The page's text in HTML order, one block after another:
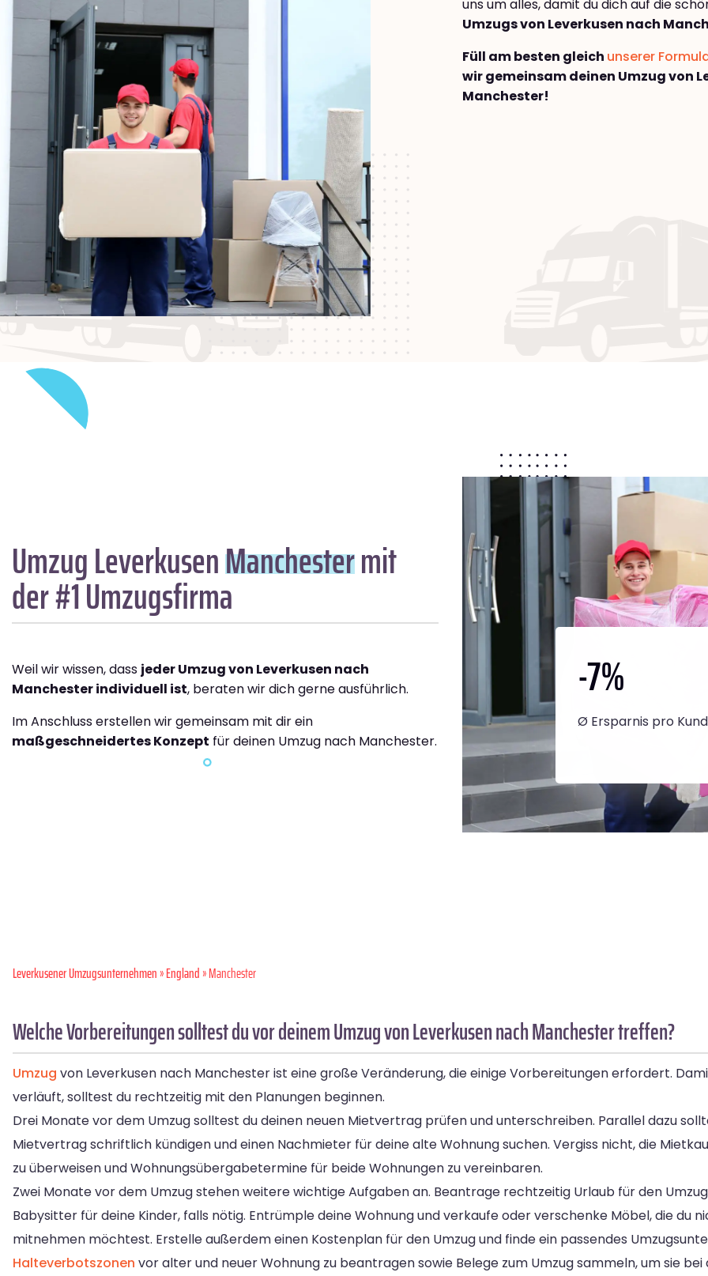
uns um alles, damit du dich auf die
Umzugs von Leverkusen nach
Füll am besten gleich unserer
wir gemeinsam deinen Umzug von
Manchester!
Umzug LeverkusenManchestermit
der #1 Umzugsfirma
Weil wir wissen, dass jeder Umzug von Leverkusen nach
Manchester individuell ist, beraten wir dich gerne ausführlich.
Im Anschluss erstellen wir gemeinsam mit dir ein
maßgeschneidertes Konzept für deinen Umzug nach Manchester.
-7%
Ø Ersparnis pro
Leverkusener Umzugsunternehmen»England» Manchester
Welche Vorbereitungen solltest du vor deinem Umzug von Leverkusen nach Manchester treffen?
Umzug von Leverkusen nach Manchester ist eine große Veränderung, die einige Vorbereitungen erfordert.
verläuft, solltest du rechtzeitig mit den Planungen beginnen.
Drei Monate vor dem Umzug solltest du deinen neuen Mietvertrag prüfen und unterschreiben. Parallel dazu
Mietvertrag schriftlich kündigen und einen Nachmieter für deine alte Wohnung suchen. Vergiss nicht, die
zu überweisen und Wohnungsübergabetermine für beide Wohnungen zu vereinbaren.
Zwei Monate vor dem Umzug stehen weitere wichtige Aufgaben an. Beantrage rechtzeitig Urlaub für den
Babysitter für deine Kinder, falls nötig. Entrümple deine Wohnung und verkaufe oder verschenke Möbel, die du
mitnehmen möchtest. Erstelle außerdem einen Kostenplan für den Umzug und finde ein passendes
Halteverbotszonen vor alter und neuer Wohnung zu beantragen sowie Belege zum Umzug sammeln, um sie